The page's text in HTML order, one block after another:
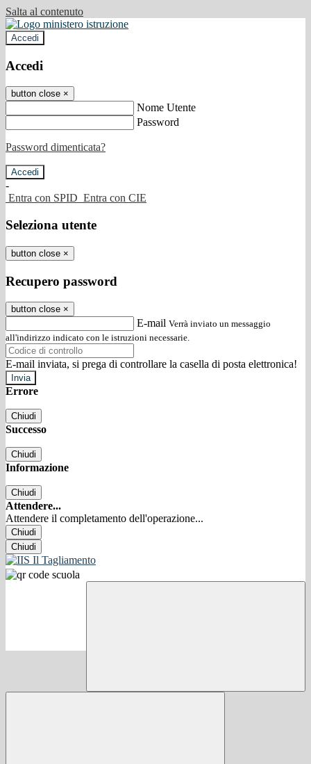
Salta al contenuto
Accedi
Accedi
button close ×
Nome Utente
Password
Password dimenticata?
-
Entra con SPID Entra con CIE
Seleziona utente
button close ×
Recupero password
button close ×
E-mail Verrà inviato un messaggio
all'indirizzo indicato con le istruzioni necessarie.
E-mail inviata, si prega di controllare la casella di posta elettronica!
Errore
Chiudi
Successo
Chiudi
Informazione
Chiudi
Attendere...
Attendere il completamento dell'operazione...
Chiudi
Chiudi